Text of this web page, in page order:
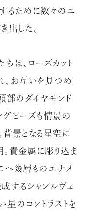
するために数々のエ
出した。
は、ローズカット
、お互いを見つめ
部のダイヤモンド
グビーズも情景の
背景となる星空に
貴金属に彫り込ま
へ幾層ものエナメ
するシャンルヴェ
星のコントラストを